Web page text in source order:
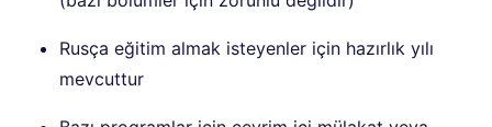
Rusça eğitim almak isteyenler için hazırlık yılı
mevcuttur